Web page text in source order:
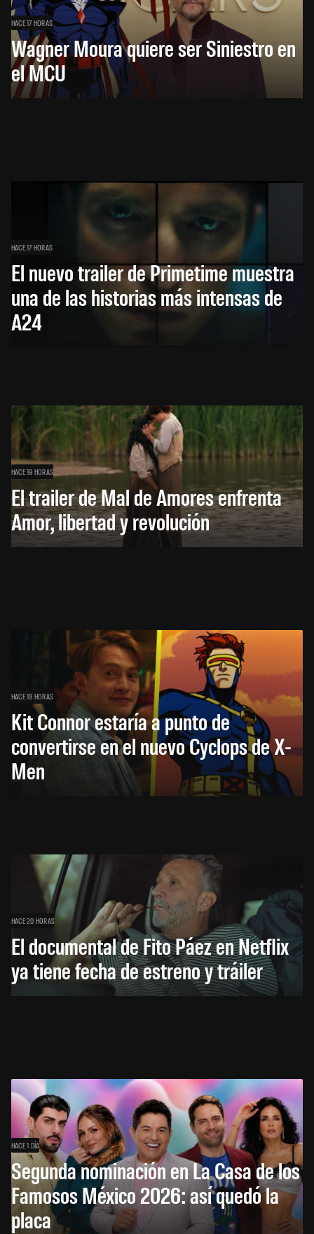
HACE 17 HORAS
Wagner Moura quiere ser Siniestro en
el MCU
HACE 17 HORAS
El nuevo trailer de Primetime muestra
una de las historias más intensas de
A24
HACE 19 HORAS
El trailer de Mal de Amores enfrenta
Amor, libertad y revolución
HACE 19 HORAS
Kit Connor estaría a punto de
convertirse en el nuevo Cyclops de X-
Men
HACE 20 HORAS
El documental de Fito Páez en Netflix
ya tiene fecha de estreno y tráiler
HACE 1 DÍA
Segunda nominación en La Casa de los
Famosos México 2026: así quedó la
placa